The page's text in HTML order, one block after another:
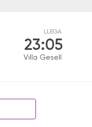
LLEGA
23:05
Villa Gesell